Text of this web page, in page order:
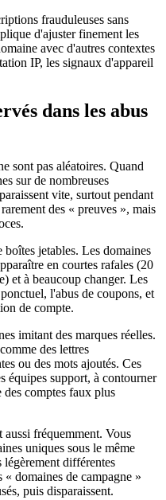
frauduleuses sans
d'ajuster finement les
avec d'autres contextes
IP, les signaux d'appareil
dans les abus
sont pas aléatoires. Quand
sur de nombreuses
vite, surtout pendant
des « preuves », mais
jetables. Les domaines
en courtes rafales (20
et à beaucoup changer. Les
l'abus de coupons, et
de compte.
imitant des marques réelles.
des lettres
ou des mots ajoutés. Ces
équipes support, à contourner
des comptes faux plus
aussi fréquemment. Vous
uniques sous le même
légèrement différentes
domaines de campagne »
puis disparaissent.